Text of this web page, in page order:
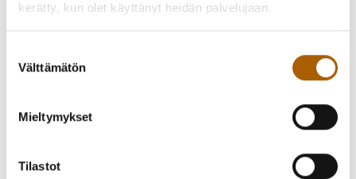
kerätty, kun olet käyttänyt heidän palvelujaan.
valinta
Välttämätön
Mieltymykset
Tilastot
Takaisin uutisiin
Jaa WhatsAppilla